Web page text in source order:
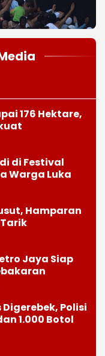
176 Hektare,
di Festival
Warga Luka
Hamparan
Jaya Siap
Polisi
1.000 Botol